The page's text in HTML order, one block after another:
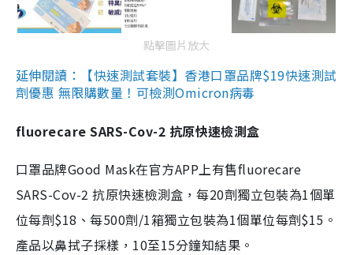
點擊圖片放大
延伸閱讀：【快速測試套裝】香港口罩品牌$19快速測試
劑優惠 無限購數量！可檢測Omicron病毒
fluorecare SARS-Cov-2 抗原快速檢測盒
口罩品牌Good Mask在官方APP上有售fluorecare
SARS-Cov-2 抗原快速檢測盒，每20劑獨立包裝為1個單
位每劑$18、每500劑/1箱獨立包裝為1個單位每劑$15。
產品以鼻拭子採樣，10至15分鐘知結果。